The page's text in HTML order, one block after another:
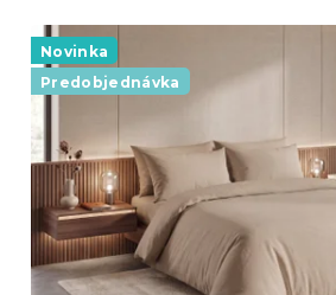
Novinka
Predobjednávka